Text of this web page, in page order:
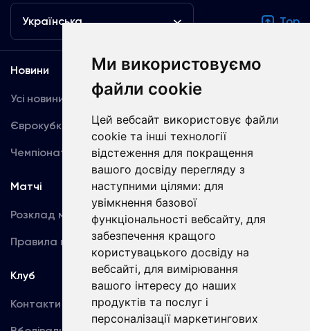
Ми використовуємо
файли cookie
Цей вебсайт використовує файли
cookie та інші технології
відстеження для покращення
вашого досвіду перегляду з
наступними цілями: для
увімкнення базової
функціональності вебсайту, для
забезпечення кращого
користувацького досвіду на
вебсайті, для вимірювання
вашого інтересу до наших
продуктів та послуг і
персоналізації маркетингових
Українська Top
Новини
Усі новини
Єврокубки
Чемпіонат України
Медіа
Динамо TV
Фотогалерея
Акредитація
Матчі
Розклад матчів
Правила поведінки
Команда
Перша команда
U19
Клуб
Контакти